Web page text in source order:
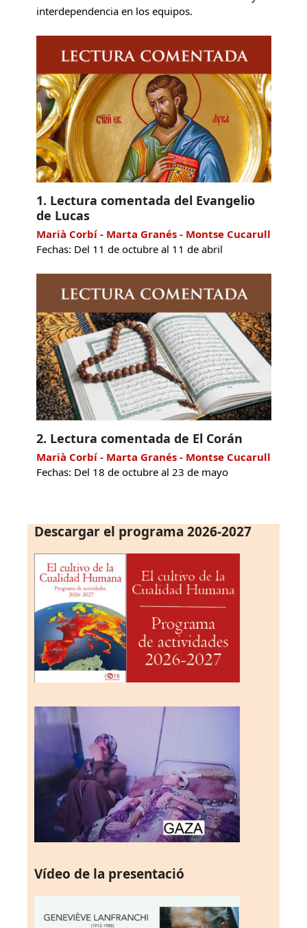
interdependencia en los equipos.
1. Lectura comentada del Evangelio
de Lucas
Marià Corbí - Marta Granés - Montse Cucarull
Fechas: Del 11 de octubre al 11 de abril
2. Lectura comentada de El Corán
Marià Corbí - Marta Granés - Montse Cucarull
Fechas: Del 18 de octubre al 23 de mayo
Descargar el programa 2026-2027
Vídeo de la presentació